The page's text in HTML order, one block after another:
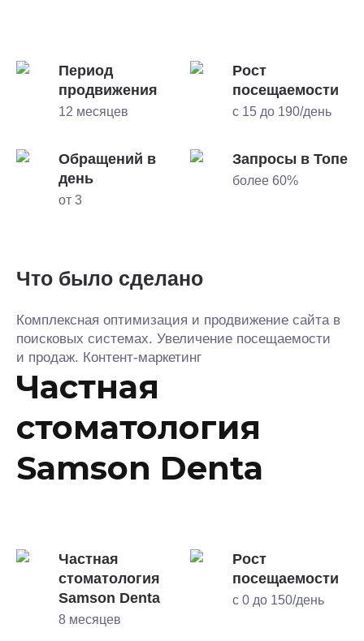
Период
продвижения
12 месяцев
Рост
посещаемости
с 15 до 190/день
Обращений в
день
от 3
Запросы в Топе
более 60%
Что было сделано
Комплексная оптимизация и продвижение сайта в
поисковых системах. Увеличение посещаемости
и продаж. Контент-маркетинг
Частная
стоматология
Samson Denta
Частная
стоматология
Samson Denta
8 месяцев
Рост
посещаемости
с 0 до 150/день